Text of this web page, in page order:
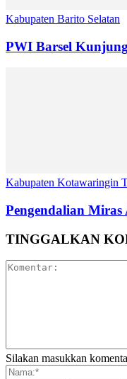
Kabupaten Barito Selatan
PWI Barsel
Kabupaten Kotawaringin
Pengendalian
TINGGALKAN
Silakan masukkan